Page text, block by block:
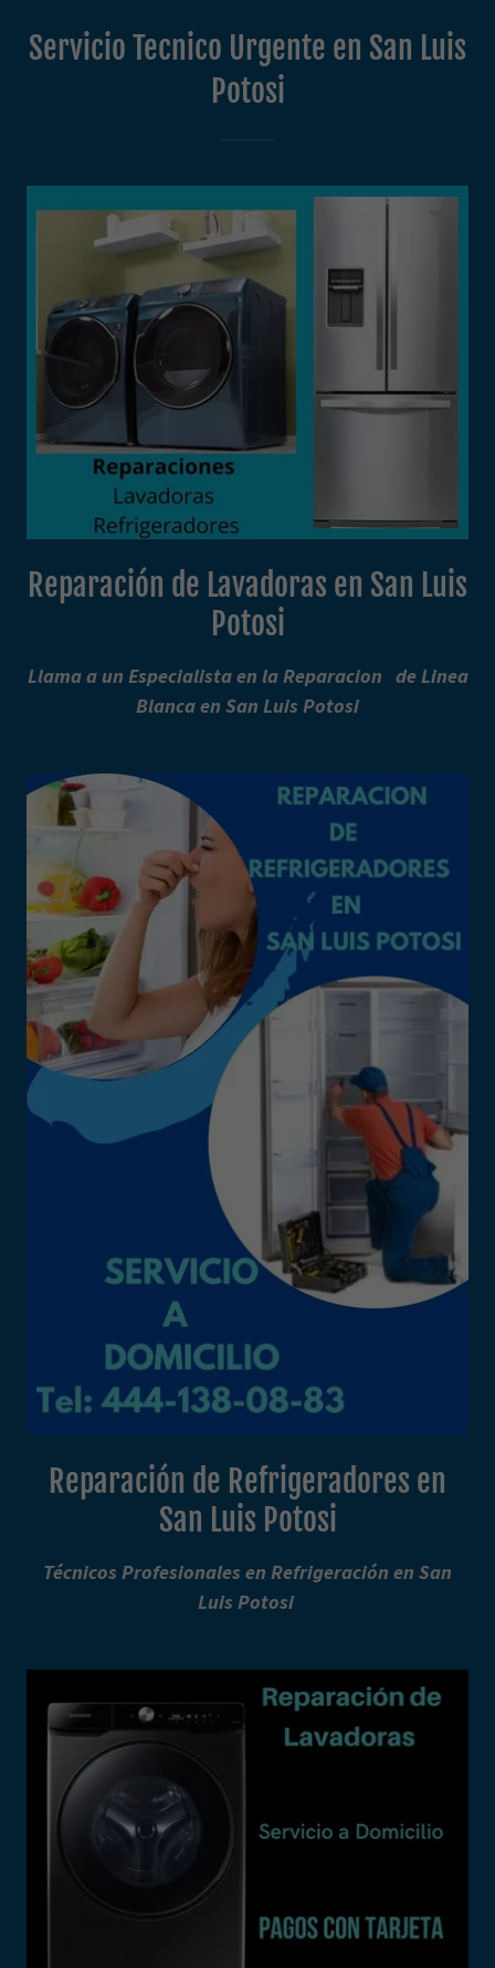
Servicio Tecnico Urgente en San Luis
Potosi
Reparación de Lavadoras en San Luis
Potosi
Llama a un Especialista en la Reparacion de Linea
Blanca en San Luis Potosi
Reparación de Refrigeradores en
San Luis Potosi
Técnicos Profesionales en Refrigeración en San
Luis Potosi